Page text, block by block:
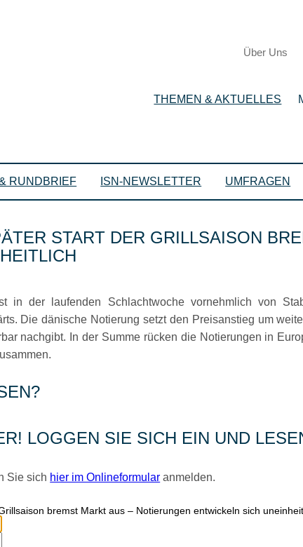
Über Uns
THEMEN & AKTUELLES
RUNDBRIEF ISN-NEWSLETTER UMFRAGEN
START DER GRILLSAISON
in der laufenden Schlachtwoche vornehmlich von
Die dänische Notierung setzt den Preisanstieg um
nachgibt. In der Summe rücken die Notierungen in
LOGGEN SIE SICH EIN UND
Sie sich hier im Onlineformular anmelden.
bremst Markt aus – Notierungen entwickeln sich